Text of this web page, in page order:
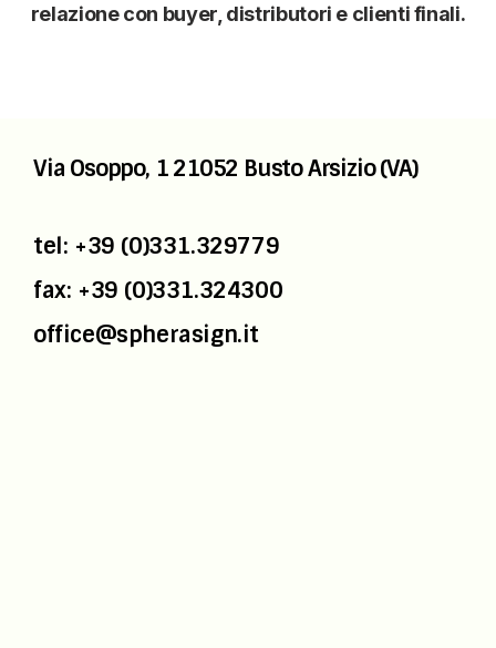
relazione con buyer, distributori e clienti finali.
Via Osoppo, 121052 Busto Arsizio (VA)
tel: +39 (0)331.329779
fax: +39 (0)331.324300
office@spherasign.it